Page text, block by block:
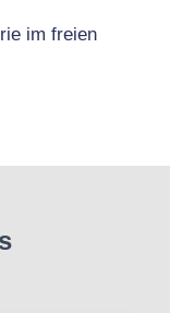
im freien